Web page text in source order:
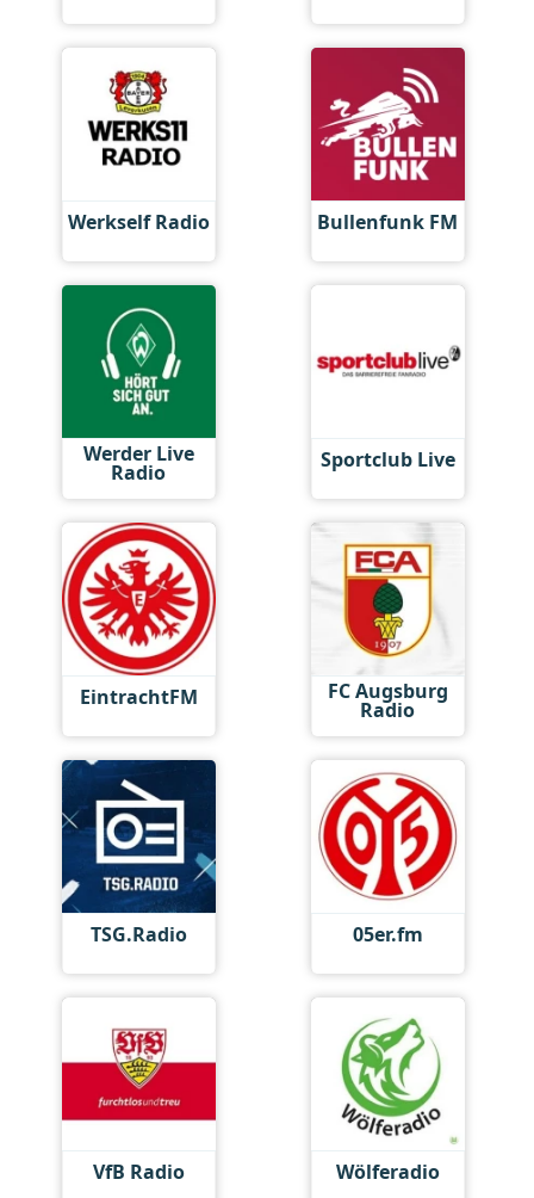
Werkself Radio Bullenfunk FM
Werder Live
Radio Sportclub Live
EintrachtFM FC Augsburg
Radio
TSG.Radio 05er.fm
VfB Radio Wölferadio